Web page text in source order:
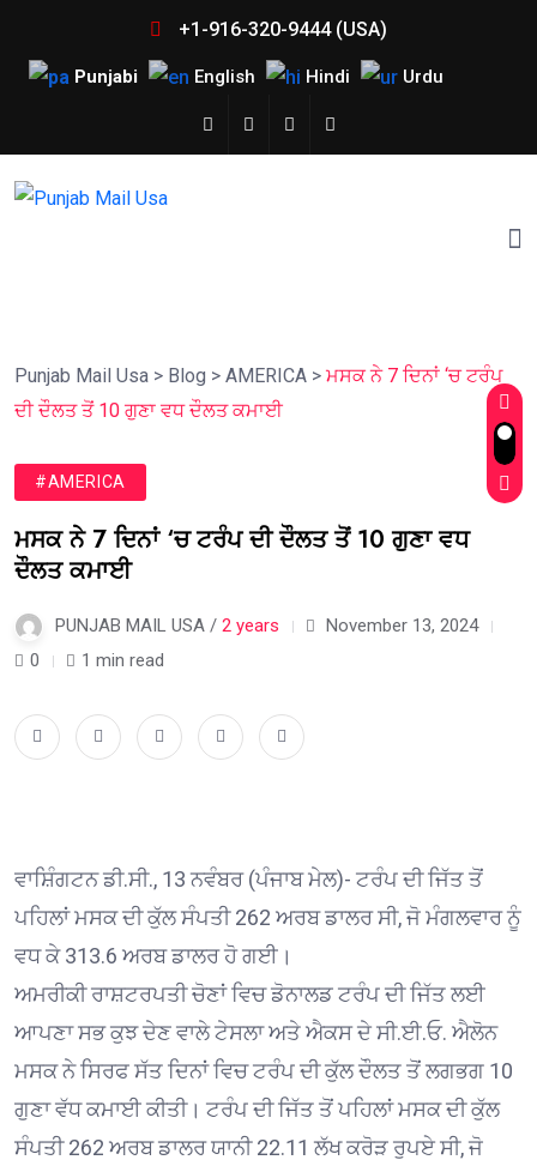
+1-916-320-9444 (USA)
Punjabi English Hindi Urdu
Punjab Mail Usa > Blog > AMERICA > ਮਸਕ ਨੇ 7 ਦਿਨਾਂ ‘ਚ ਟਰੰਪ
ਦੀ ਦੌਲਤ ਤੋਂ 10 ਗੁਣਾ ਵਧ ਦੌਲਤ ਕਮਾਈ
#AMERICA
ਮਸਕ ਨੇ 7 ਦਿਨਾਂ ‘ਚ ਟਰੰਪ ਦੀ ਦੌਲਤ ਤੋਂ 10 ਗੁਣਾ ਵਧ
ਦੌਲਤ ਕਮਾਈ
PUNJAB MAIL USA / 2 years
November 13, 2024
0
1 min read
ਵਾਸ਼ਿੰਗਟਨ ਡੀ.ਸੀ., 13 ਨਵੰਬਰ (ਪੰਜਾਬ ਮੇਲ)- ਟਰੰਪ ਦੀ ਜਿੱਤ ਤੋਂ
ਪਹਿਲਾਂ ਮਸਕ ਦੀ ਕੁੱਲ ਸੰਪਤੀ 262 ਅਰਬ ਡਾਲਰ ਸੀ, ਜੋ ਮੰਗਲਵਾਰ ਨੂੰ
ਵਧ ਕੇ 313.6 ਅਰਬ ਡਾਲਰ ਹੋ ਗਈ।
ਅਮਰੀਕੀ ਰਾਸ਼ਟਰਪਤੀ ਚੋਣਾਂ ਵਿਚ ਡੋਨਾਲਡ ਟਰੰਪ ਦੀ ਜਿੱਤ ਲਈ
ਆਪਣਾ ਸਭ ਕੁਝ ਦੇਣ ਵਾਲੇ ਟੇਸਲਾ ਅਤੇ ਐਕਸ ਦੇ ਸੀ.ਈ.ਓ. ਐਲੋਨ
ਮਸਕ ਨੇ ਸਿਰਫ ਸੱਤ ਦਿਨਾਂ ਵਿਚ ਟਰੰਪ ਦੀ ਕੁੱਲ ਦੌਲਤ ਤੋਂ ਲਗਭਗ 10
ਗੁਣਾ ਵੱਧ ਕਮਾਈ ਕੀਤੀ। ਟਰੰਪ ਦੀ ਜਿੱਤ ਤੋਂ ਪਹਿਲਾਂ ਮਸਕ ਦੀ ਕੁੱਲ
ਸੰਪਤੀ 262 ਅਰਬ ਡਾਲਰ ਯਾਨੀ 22.11 ਲੱਖ ਕਰੋੜ ਰੁਪਏ ਸੀ, ਜੋ